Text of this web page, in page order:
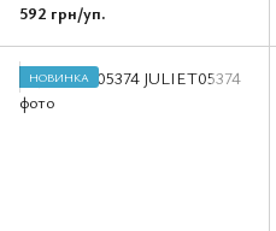
592 грн/уп.
НОВИНКА